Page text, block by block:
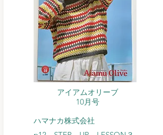
アイアムオリーブ
​10月号
ハマナカ株式会社